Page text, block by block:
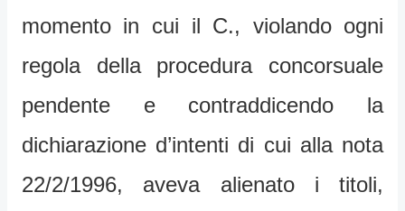
momento in cui il C., violando ogni
regola della procedura concorsuale
pendente e contraddicendo la
dichiarazione d’intenti di cui alla nota
22/2/1996, aveva alienato i titoli,